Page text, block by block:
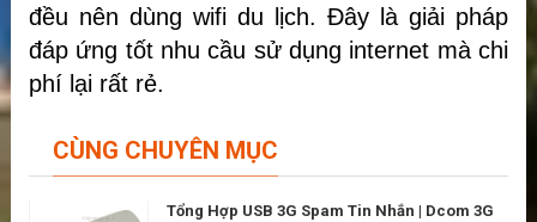
đều nên dùng wifi du lịch. Đây là giải pháp
đáp ứng tốt nhu cầu sử dụng internet mà chi
phí lại rất rẻ.
CÙNG CHUYÊN MỤC
Tổng Hợp USB 3G Spam Tin Nhắn | Dcom 3G